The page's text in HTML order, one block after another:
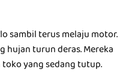
sambil terus melaju motor.
hujan turun deras. Mereka
yang sedang tutup.